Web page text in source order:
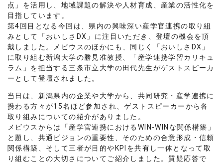
点」を活用し、地域課題の解決や人材育成、産業の活性化を
目指しています。
第4回目となる今回は、県内の興味深い産学官連携の取り組
みとして「おいしさDX」に注目いただき、登壇の機会を頂
戴しました。メビウスのほかにも、同じく「おいしさDX」
に取り組む新潟大学の勝見准教授、「産学連携学習カリキュ
ラム」を担当する三条市立大学の田代先生がゲストスピーカ
ーとして登壇されました。
当日は、新潟県内の企業や大学から、共同研究・産学連携に
携わる方々が15名ほど参加され、ゲストスピーカーから各
取り組みについての紹介がありました。
メビウスからは「産学官連携におけるWIN-WINな関係構築」
と題し、共通ビジョンの重要性、そのための合意形成・信頼
関係構築、そして三者が目的やKPIを共有し一体となって取
り組むことの大切さについてご紹介しました。質疑応答で